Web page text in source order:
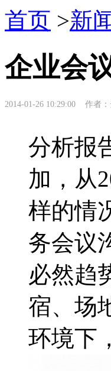
首页 >新
企业会
2014-01-26 10:29:00 作者
分析报
加，从
样的情
务会议
必然趋
宿、场
环境下